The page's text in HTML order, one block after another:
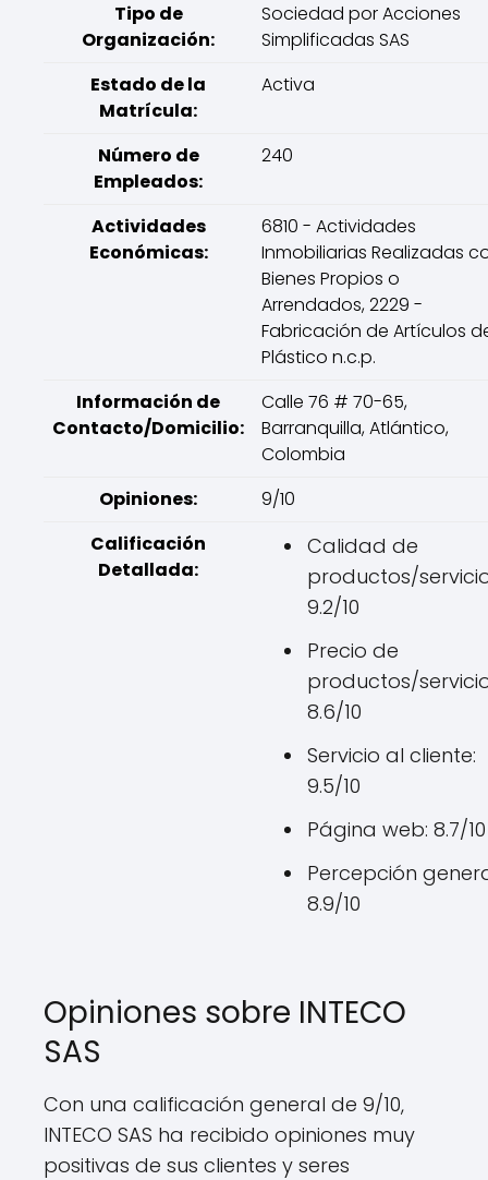
Tipo de
Organización:
Sociedad por Acciones
Simplificadas SAS
Estado de la
Matrícula:
Activa
Número de
Empleados:
240
Actividades
Económicas:
6810 - Actividades
Inmobiliarias Realizadas
Bienes Propios o
Arrendados, 2229 -
Fabricación de Artículos
Plástico n.c.p.
Información de
Contacto/Domicilio:
Calle 76 # 70-65,
Barranquilla, Atlántico,
Colombia
Opiniones:
9/10
Calificación
Detallada:
Calidad de
productos/
9.2/10
Precio de
productos/
8.6/10
Servicio al cliente:
9.5/10
Página web: 8.7/10
Percepción
8.9/10
Opiniones sobre INTECO
SAS
Con una calificación general de 9/10,
INTECO SAS ha recibido opiniones muy
positivas de sus clientes y seres